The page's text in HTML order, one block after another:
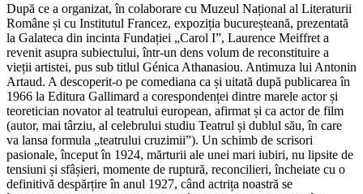
După ce a organizat, în colaborare cu Muzeul Național al Literaturii
Române și cu Institutul Francez, expoziția bucureșteană, prezentată
la Galateca din incinta Fundației „Carol I”, Laurence Meiffret a
revenit asupra subiectului, într-un dens volum de reconstituire a
vieții artistei, pus sub titlul Génica Athanasiou. Antimuza lui Antonin
Artaud. A descoperit-o pe comediana ca și uitată după publicarea în
1966 la Editura Gallimard a corespondenței dintre marele actor și
teoretician novator al teatrului european, afirmat și ca actor de film
(autor, mai târziu, al celebrului studiu Teatrul și dublul său, în care
va lansa formula „teatrului cruzimii”). Un schimb de scrisori
pasionale, început în 1924, mărturii ale unei mari iubiri, nu lipsite de
tensiuni și sfâșieri, momente de ruptură, reconcilieri, încheiate cu o
definitivă despărțire în anul 1927, când actrița noastră se